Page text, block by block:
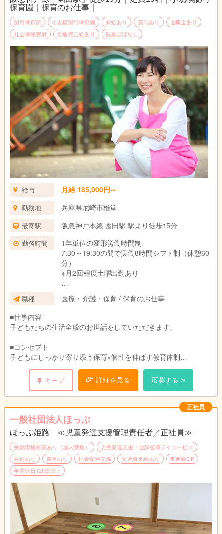
保育園｜保育のお仕事｜
認可保育所 小規模認可保育園 昇給あり 賞与あり
退職金あり
社会保険完備
交通費支給あり 残業ほぼなし
給与 月給 185,000円～
勤務地 兵庫県尼崎市椎堂
最寄駅 阪急神戸本線 園田駅 駅より徒歩15分
勤務時間
1年単位の変形労働時間制
7:30～19:30の間で実働8時間シフト制（休憩60
分）
※月2回程度土曜出勤あり
◆残業は月平均1時間と少なく、持ち帰り仕事は
ほとんどありません！
ます。
・複数担任制で業務を分担し、一人あたりの負
・事務作業は専任のスタッフが担当しているた
め、保育の仕事に専念できる環境です。
職種
医療・介護・保育 / 保育のお仕事
■仕事内容
子どもたちの生活全般のお世話をしていただきます。
■コンセプト
子どもにしっかり寄り添う保育×個性を伸ばす教育体制
塾運営から始まった法人だからこそ、寄り添いと個性を伸ばす教
育体制を大切にしています。
■保育理念
「豊かに生きる力の基礎を育てる」
丁寧に子どもに関わり、子どもが保育者との愛着・信頼関係を結
び「自分は愛されている」「何かあれば助けてもらえる」という
基本的信頼感や「存在価値のある人間」という自己肯定感を育て
ていきます。それらを根幹に、「何があっても大丈夫」「頑張っ
てみよう」という前向きな情動、向上心を育むことに繋げます。
キープ 詳細を見る 応募する
正社員
一般社団法人ほっぷ
ほっぷ姫路 ≪児童発達支援管理責任者／正社員≫
受動喫煙対策あり（屋内禁煙）
児童発達支援・放課後等デイサービス
昇給あり
賞与あり 社会保険完備 交通費支給あり
車通勤OK
年間休日120日以上